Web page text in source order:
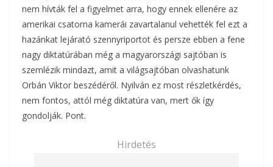
nem hívták fel a figyelmet arra, hogy ennek ellenére az
amerikai csatorna kamerái zavartalanul vehették fel ezt a
hazánkat lejárató szennyriportot és persze ebben a fene
nagy diktatúrában még a magyarországi sajtóban is
szemlézik mindazt, amit a világsajtóban olvashatunk
Orbán Viktor beszédéről. Nyilván ez most részletkérdés,
nem fontos, attól még diktatúra van, mert ők így
gondolják. Pont.
Hirdetés